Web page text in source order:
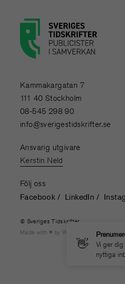
👋
Vi ger dig
nyttiga
Kammakargatan 7
111 40 Stockholm
08-545 298 90
info@sverigestidskrifter.se
Ansvarig utgivare
Kerstin Neld
Följ oss
Facebook LinkedIn
© Sveriges Tidskrifter
Made with
by WONDERFOUR